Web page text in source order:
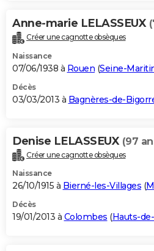
Anne-marie LELASSEUX
Créer une cagnotte obsèques
Naissance
07/06/1938 à Rouen (Seine-
Décès
03/03/2013 à Bagnères-de-
Denise LELASSEUX (97
Créer une cagnotte obsèques
Naissance
26/10/1915 à Bierné-les-Villages (
Décès
19/01/2013 à Colombes (Hauts-